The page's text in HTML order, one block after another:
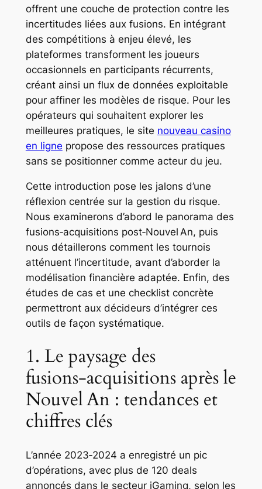
offrent une couche de protection contre les
incertitudes liées aux fusions. En intégrant
des compétitions à enjeu élevé, les
plateformes transforment les joueurs
occasionnels en participants récurrents,
créant ainsi un flux de données exploitable
pour affiner les modèles de risque. Pour les
opérateurs qui souhaitent explorer les
meilleures pratiques, le site nouveau casino
en ligne propose des ressources pratiques
sans se positionner comme acteur du jeu.
Cette introduction pose les jalons d’une
réflexion centrée sur la gestion du risque.
Nous examinerons d’abord le panorama des
fusions‑acquisitions post‑Nouvel An, puis
nous détaillerons comment les tournois
atténuent l’incertitude, avant d’aborder la
modélisation financière adaptée. Enfin, des
études de cas et une checklist concrète
permettront aux décideurs d’intégrer ces
outils de façon systématique.
1. Le paysage des
fusions‑acquisitions après le
Nouvel An : tendances et
chiffres clés
L’année 2023‑2024 a enregistré un pic
d’opérations, avec plus de 120 deals
annoncés dans le secteur iGaming, selon les